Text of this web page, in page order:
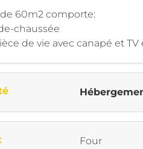
60m2 comporte:
chaussée
de vie avec canapé et
Four